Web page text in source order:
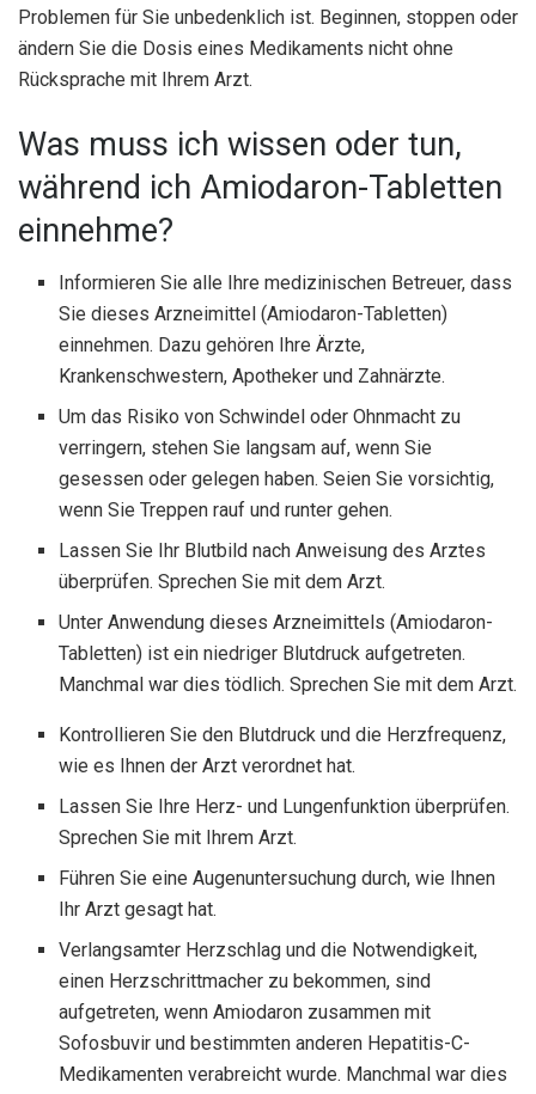
Problemen für Sie unbedenklich ist. Beginnen, stoppen oder
ändern Sie die Dosis eines Medikaments nicht ohne
Rücksprache mit Ihrem Arzt.
Was muss ich wissen oder tun,
während ich Amiodaron-Tabletten
einnehme?
Informieren Sie alle Ihre medizinischen Betreuer, dass
Sie dieses Arzneimittel (Amiodaron-Tabletten)
einnehmen. Dazu gehören Ihre Ärzte,
Krankenschwestern, Apotheker und Zahnärzte.
Um das Risiko von Schwindel oder Ohnmacht zu
verringern, stehen Sie langsam auf, wenn Sie
gesessen oder gelegen haben. Seien Sie vorsichtig,
wenn Sie Treppen rauf und runter gehen.
Lassen Sie Ihr Blutbild nach Anweisung des Arztes
überprüfen. Sprechen Sie mit dem Arzt.
Unter Anwendung dieses Arzneimittels (Amiodaron-
Tabletten) ist ein niedriger Blutdruck aufgetreten.
Manchmal war dies tödlich. Sprechen Sie mit dem Arzt.
Kontrollieren Sie den Blutdruck und die Herzfrequenz,
wie es Ihnen der Arzt verordnet hat.
Lassen Sie Ihre Herz- und Lungenfunktion überprüfen.
Sprechen Sie mit Ihrem Arzt.
Führen Sie eine Augenuntersuchung durch, wie Ihnen
Ihr Arzt gesagt hat.
Verlangsamter Herzschlag und die Notwendigkeit,
einen Herzschrittmacher zu bekommen, sind
aufgetreten, wenn Amiodaron zusammen mit
Sofosbuvir und bestimmten anderen Hepatitis-C-
Medikamenten verabreicht wurde. Manchmal war dies